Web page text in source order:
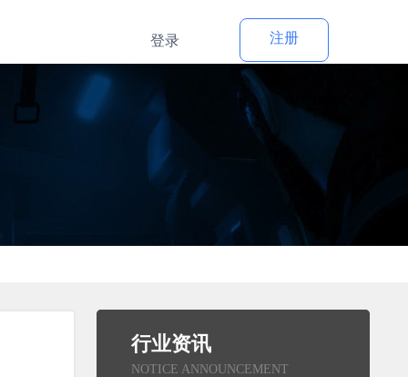
登录 注册
行业资讯
NOTICE ANNOUNCEMENT